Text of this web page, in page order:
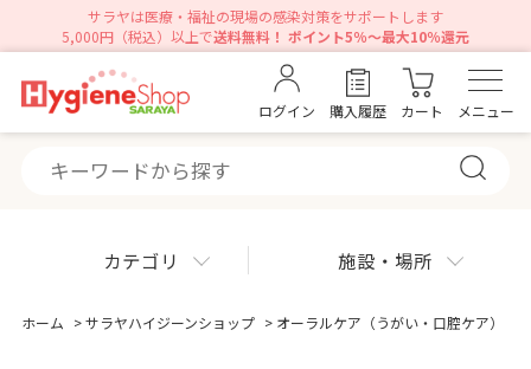
サラヤは医療・福祉の現場の感染対策をサポートします
5,000円（税込）以上で送料無料！ ポイント5％～最大10％還元
ログイン 購入履歴 カート メニュー
カテゴリ 施設・場所
ホーム >サラヤハイジーンショップ > オーラルケア（うがい・口腔ケア）